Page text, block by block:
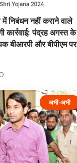
में निबंधन नहीं कराने वाले
कार्रवाई: पंद्रह अगस्त के
बीआरपी और बीपीएम पर
अभी-अभी